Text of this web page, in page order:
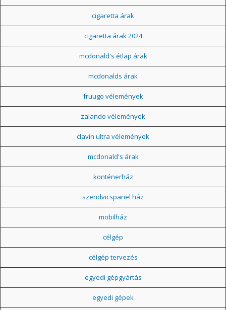
cigaretta árak
cigaretta árak 2024
mcdonald's étlap árak
mcdonalds árak
fruugo vélemények
zalando vélemények
clavin ultra vélemények
mcdonald's árak
konténerház
szendvicspanel ház
mobilház
célgép
célgép tervezés
egyedi gépgyártás
egyedi gépek